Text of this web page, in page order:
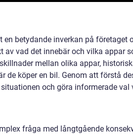
betydande inverkan på företaget
av vad det innebär och vilka appar
mellan olika appar,
de köper en bil. Genom att förstå
och göra informerade val
fråga med långtgående